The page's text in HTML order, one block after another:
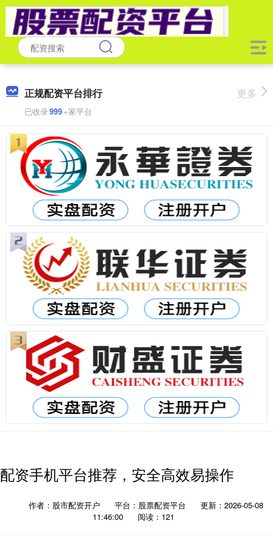
正规配资平台排行
已收录999+家平台
更多
配资手机平台推荐，安全高效易操作
作者：股市配资开户 平台：股票配资平台
更新：2026-05-08
11:46:00
阅读：121